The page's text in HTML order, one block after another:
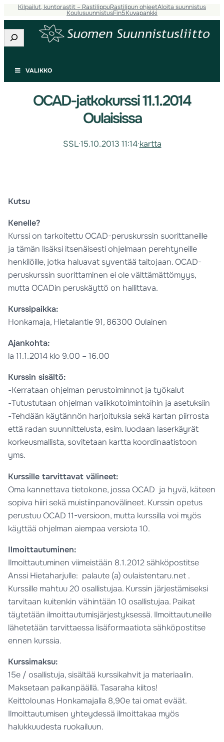
Kilpailut, kuntorastit – RastilippuRastilipun ohjeetAloita suunnistus
KoulusuunnistusFin5Kuvapankki
Etsi
VALIKKO
OCAD-jatkokurssi 11.1.2014
Oulaisissa
SSL·15.10.2013 11:14·kartta
Kutsu
Kenelle?
Kurssi on tarkoitettu OCAD-peruskurssin suorittaneille
ja tämän lisäksi itsenäisesti ohjelmaan perehtyneille
henkilöille, jotka haluavat syventää taitojaan. OCAD-
peruskurssin suorittaminen ei ole välttämättömyys,
mutta OCADin peruskäyttö on hallittava.
Kurssipaikka:
Honkamaja, Hietalantie 91, 86300 Oulainen
Ajankohta:
la 11.1.2014 klo 9.00 – 16.00
Kurssin sisältö:
-Kerrataan ohjelman perustoiminnot ja työkalut
-Tutustutaan ohjelman valikkotoimintoihin ja asetuksiin
-Tehdään käytännön harjoituksia sekä kartan piirrosta
että radan suunnittelusta, esim. luodaan laserkäyrät
korkeusmallista, sovitetaan kartta koordinaatistoon
yms.
Kurssille tarvittavat välineet:
Oma kannettava tietokone, jossa OCAD ja hyvä, käteen
sopiva hiiri sekä muistiinpanovälineet. Kurssin opetus
perustuu OCAD 11-versioon, mutta kurssilla voi myös
käyttää ohjelman aiempaa versiota 10.
Ilmoittautuminen:
Ilmoittautuminen viimeistään 8.1.2012 sähköpostitse
Anssi Hietaharjulle: palaute (a) oulaistentaru.net .
Kurssille mahtuu 20 osallistujaa. Kurssin järjestämiseksi
tarvitaan kuitenkin vähintään 10 osallistujaa. Paikat
täytetään ilmoittautumisjärjestyksessä. Ilmoittautuneille
lähetetään tarvittaessa lisäformaatiota sähköpostitse
ennen kurssia.
Kurssimaksu:
15e / osallistuja, sisältää kurssikahvit ja materiaalin.
Maksetaan paikanpäällä. Tasaraha kiitos!
Keittolounas Honkamajalla 8,90e tai omat eväät.
Ilmoittautumisen yhteydessä ilmoittakaa myös
halukkuudesta ruokailuun.